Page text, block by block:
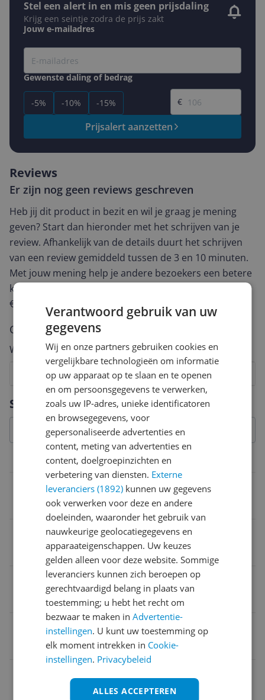
Stel een alert in en mis geen prijsdaling
Krijg een seintje zodra de prijs zakt
Jouw e-mailadres
Gewenste daling of bedrag
-5% -10% -15%
Gewenste prijs
€
Prijsalert aanzetten
Specificaties
Afmetingen
Product gewicht
Verpakking breedte
Verpakking hoogte
Product breedte
Reviews
Er zijn nog geen reviews geschreven
Heb jij dit product in bezit en wil je graag je mening
geven? Start dan hieronder met het schrijven van je
review. Afhankelijk van de details duurt het schrijven
van een review gemiddeld tussen de 3 en 10 minuten.
Met jouw mening help je andere bezoekers een betere
keuze te maken én maak je iedere maand kans op
€250,-!
Klik hier voor de actievoorwaarden.
Cijfer
Welk cijfer geef jij dit product?
8
7
6
5
4
3
2
Vraag 1 van 4
Verantwoord gebruik van uw
gegevens
Wij en onze partners gebruiken cookies en
vergelijkbare technologieën om informatie
op uw apparaat op te slaan en te openen
en om persoonsgegevens te verwerken,
zoals uw IP-adres, unieke identificatoren
en browsegegevens, voor
gepersonaliseerde advertenties en
content, meting van advertenties en
content, doelgroepinzichten en
verbetering van diensten. Externe
leveranciers (1892) kunnen uw gegevens
ook verwerken voor deze en andere
doeleinden, waaronder het gebruik van
nauwkeurige geolocatiegegevens en
apparaateigenschappen. Uw keuzes
gelden alleen voor deze website. Sommige
leveranciers kunnen zich beroepen op
gerechtvaardigd belang in plaats van
toestemming; u hebt het recht om
bezwaar te maken inAdvertentie-
instellingen. U kunt uw toestemming op
elk moment intrekken in Cookie-
instellingen. Privacybeleid
ALLES ACCEPTEREN